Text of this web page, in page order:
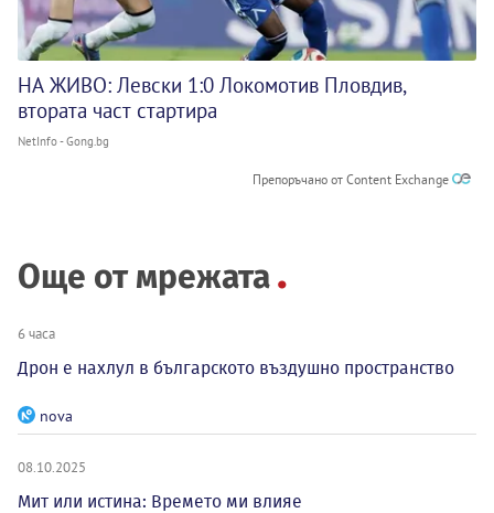
НА ЖИВО: Левски 1:0 Локомотив Пловдив,
втората част стартира
NetInfo - Gong.bg
Препоръчано от Content Exchange
Още от мрежата
6 часа
Дрон е нахлул в българското въздушно пространство
nova
08.10.2025
Мит или истина: Времето ми влияе